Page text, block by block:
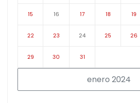
enero 2024
15 16 17 18 19
22 23 24 25 26
29 30 31